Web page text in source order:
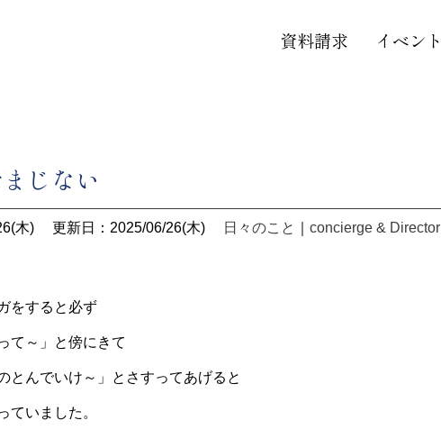
資料請求 イベント
じない
木) 更新日：2025/06/26(木) 日々のこと concierge & Director
をすると必ず
て～」と傍にきて
とんでいけ～」とさすってあげると
ていました。